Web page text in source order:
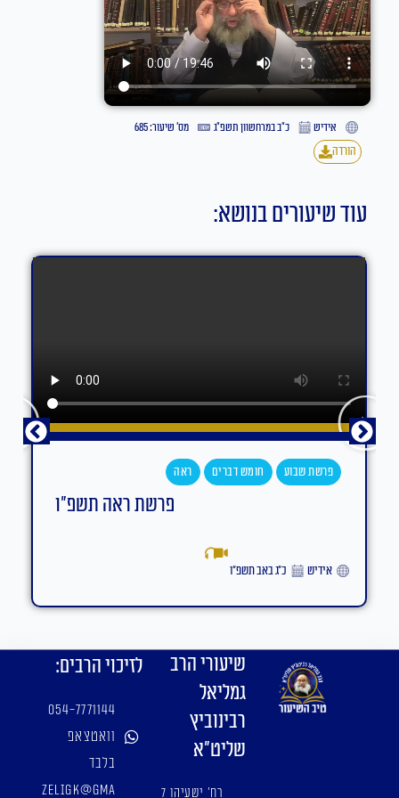
אידיש כ״ב במרחשוון תשפ״ג
מס' שיעור: 685
הורדה
עוד שיעורים בנושא:
פרשת שבוע חומש דברים ראה
פרשת ראה תשפ"ו
אידיש כ״ג באב תשפ״ו
שיעורי הרב
גמליאל
רבינוביץ
שליט"א
רח' ישעיהו 7
לזיכוי הרבים:
054-7771144
וואטצאפ
בלבד
zeligk@gma